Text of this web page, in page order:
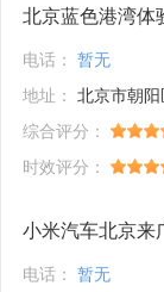
北京蓝色港湾体
电话： 暂无
地址： 北京市朝
综合评分：
时效评分：
小米汽车北京来
电话： 暂无